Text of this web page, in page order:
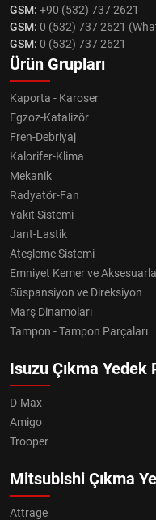
GSM: +90 (532) 737 2621
GSM: 0 (532) 737 2621
GSM: 0 (532) 737 2621
Ürün Grupları
Kaporta - Karoser
Egzoz-Katalizör
Fren-Debriyaj
Kalorifer-Klima
Mekanik
Radyatör-Fan
Yakıt Sistemi
Jant-Lastik
Ateşleme Sistemi
Emniyet Kemer ve
Süspansiyon ve Direksiyon
Marş Dinamoları
Tampon - Tampon Parçaları
Isuzu Çıkma Yedek
D-Max
Amigo
Trooper
Mitsubishi Çıkma
Attrage